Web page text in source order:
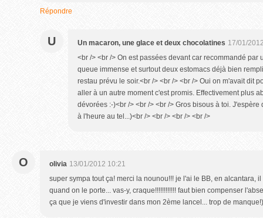
Répondre
U Un macaron, une glace et deux chocolatines 17/01/
<br /> <br /> On est passées devant car recommandé par
queue immense et surtout deux estomacs déjà bien
restau prévu le soir.<br /> <br /> <br /> Oui on m'avait dit
aller à un autre moment c'est promis. Effectivement plus
dévorées :-)<br /> <br /> <br /> Gros bisous à toi.
à l'heure au tel...)<br /> <br /> <br /> <br />
O olivia 13/01/2012 10:21
super sympa tout ça! merci la nounou!!! je l'ai le BB, en alcantara,
quand on le porte... vas-y, craque!!!!!!!!!!!! faut bien compenser
ça que je viens d'investir dans mon 2ème lancel... trop de